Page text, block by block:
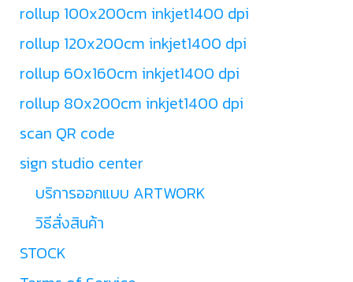
rollup 100x200cm inkjet1400 dpi
rollup 120x200cm inkjet1400 dpi
rollup 60x160cm inkjet1400 dpi
rollup 80x200cm inkjet1400 dpi
scan QR code
sign studio center
บริการออกแบบ ARTWORK
วิธีสั่งสินค้า
STOCK